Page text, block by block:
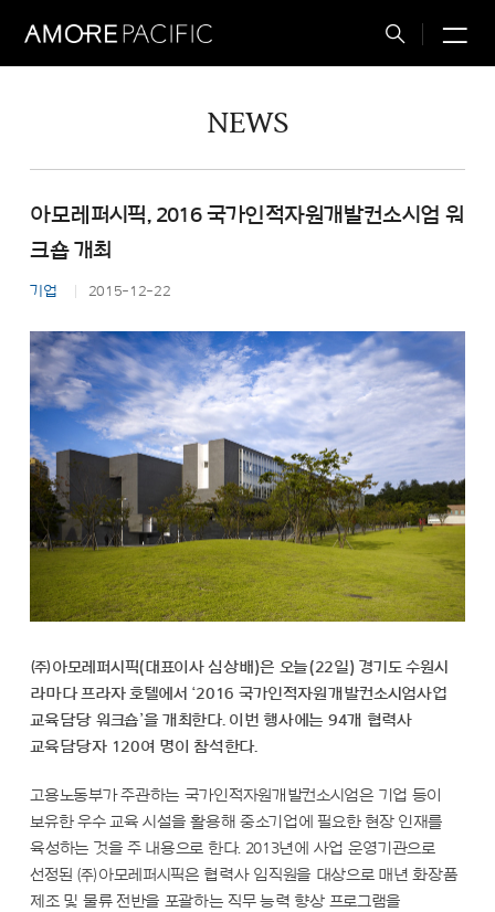
Total
NEWS
아모레퍼시픽, 2016 국가인적자원개발컨소시엄 워
크숍 개최
기업 2015-12-22
㈜아모레퍼시픽(대표이사 심상배)은 오늘(22일) 경기도 수원시
라마다 프라자 호텔에서 ‘2016 국가인적자원개발컨소시엄사업
교육담당 워크숍’을 개최한다. 이번 행사에는 94개 협력사
교육담당자 120여 명이 참석한다.
고용노동부가 주관하는 국가인적자원개발컨소시엄은 기업 등이
보유한 우수 교육 시설을 활용해 중소기업에 필요한 현장 인재를
육성하는 것을 주 내용으로 한다. 2013년에 사업 운영기관으로
선정된 ㈜아모레퍼시픽은 협력사 임직원을 대상으로 매년 화장품
제조 및 물류 전반을 포괄하는 직무 능력 향상 프로그램을